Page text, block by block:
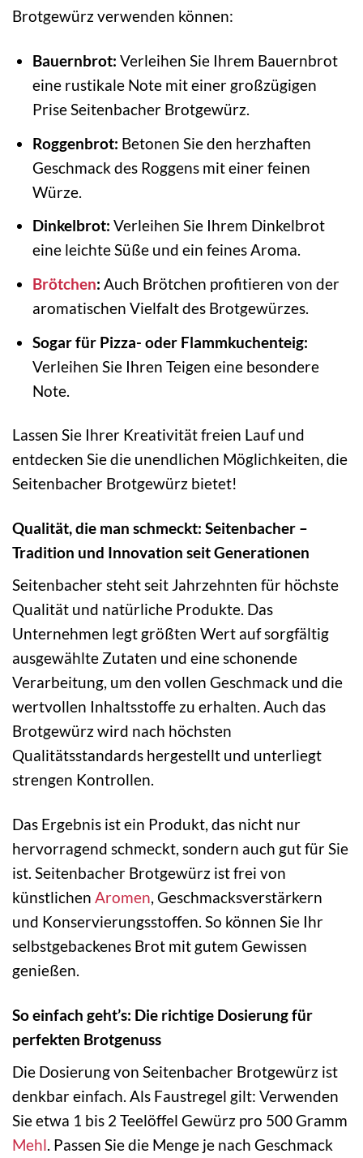
Brotgewürz verwenden können:
Bauernbrot: Verleihen Sie Ihrem Bauernbrot
eine rustikale Note mit einer großzügigen
Prise Seitenbacher Brotgewürz.
Roggenbrot: Betonen Sie den herzhaften
Geschmack des Roggens mit einer feinen
Würze.
Dinkelbrot: Verleihen Sie Ihrem Dinkelbrot
eine leichte Süße und ein feines Aroma.
Brötchen: Auch Brötchen profitieren von der
aromatischen Vielfalt des Brotgewürzes.
Sogar für Pizza- oder Flammkuchenteig:
Verleihen Sie Ihren Teigen eine besondere
Note.
Lassen Sie Ihrer Kreativität freien Lauf und
entdecken Sie die unendlichen Möglichkeiten, die
Seitenbacher Brotgewürz bietet!
Qualität, die man schmeckt: Seitenbacher –
Tradition und Innovation seit Generationen
Seitenbacher steht seit Jahrzehnten für höchste
Qualität und natürliche Produkte. Das
Unternehmen legt größten Wert auf sorgfältig
ausgewählte Zutaten und eine schonende
Verarbeitung, um den vollen Geschmack und die
wertvollen Inhaltsstoffe zu erhalten. Auch das
Brotgewürz wird nach höchsten
Qualitätsstandards hergestellt und unterliegt
strengen Kontrollen.
Das Ergebnis ist ein Produkt, das nicht nur
hervorragend schmeckt, sondern auch gut für Sie
ist. Seitenbacher Brotgewürz ist frei von
künstlichen Aromen, Geschmacksverstärkern
und Konservierungsstoffen. So können Sie Ihr
selbstgebackenes Brot mit gutem Gewissen
genießen.
So einfach geht’s: Die richtige Dosierung für
perfekten Brotgenuss
Die Dosierung von Seitenbacher Brotgewürz ist
denkbar einfach. Als Faustregel gilt: Verwenden
Sie etwa 1 bis 2 Teelöffel Gewürz pro 500 Gramm
Mehl . Passen Sie die Menge je nach Geschmack